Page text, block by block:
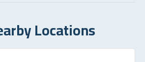
Locations